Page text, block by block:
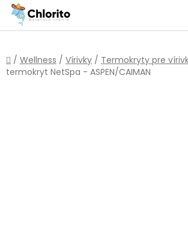
Prejsť
obsah
Domov
/ Wellness / Vírivky / Termokryty pre
termokryt NetSpa - ASPEN/CAIMAN